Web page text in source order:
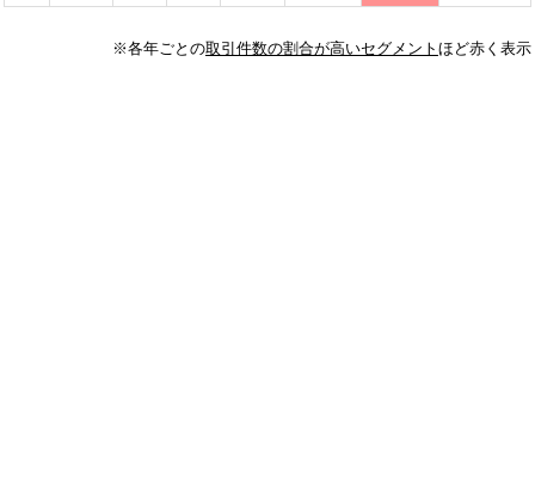
※各年ごとの取引件数の割合が高いセグメントほど赤く表示